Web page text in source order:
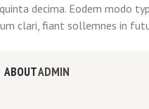
decima. Eodem modo
clari, fiant sollemnes in
ABOUTADMIN